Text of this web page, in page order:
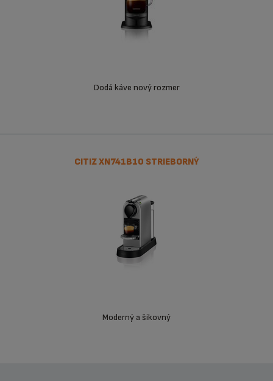
Dodá káve nový rozmer
CITIZ XN741B10 STRIEBORNÝ
Moderný a šikovný